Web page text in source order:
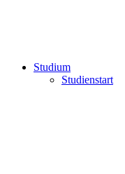
Studium
Studienstart